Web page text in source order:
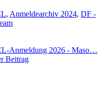
, Anmeldearchiv 2024, DF -
Anmeldung 2026 - Maso…
Beitrag